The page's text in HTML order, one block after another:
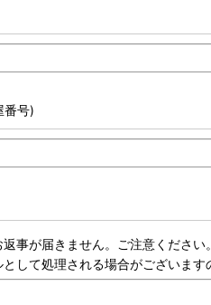
番号)
事が届きません。ご注意ください。
して処理される場合がございます